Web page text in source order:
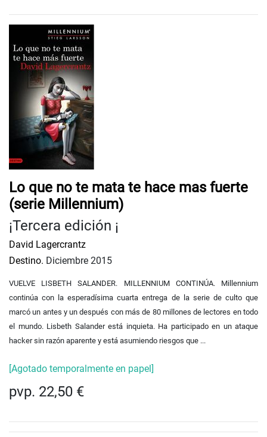
Lo que no te mata te hace mas fuerte
(serie Millennium)
¡Tercera edición ¡
David Lagercrantz
Destino. Diciembre 2015
VUELVE LISBETH SALANDER. MILLENNIUM CONTINÚA. Millennium
continúa con la esperadísima cuarta entrega de la serie de culto que
marcó un antes y un después con más de 80 millones de lectores en todo
el mundo. Lisbeth Salander está inquieta. Ha participado en un ataque
hacker sin razón aparente y está asumiendo riesgos que ...
[Agotado temporalmente en papel]
pvp. 22,50 €